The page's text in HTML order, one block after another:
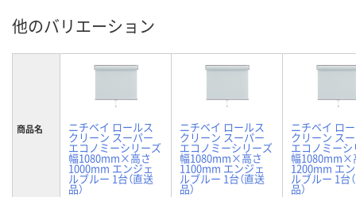
他のバリエーション
商品名 ニチベイ ロールス
クリーン スーパー
エコノミーシリーズ
幅1080mm×高さ
1000mm エンジェ
ルブルー 1台（直送
品）
ニチベイ ロールス
クリーン スーパー
エコノミーシリーズ
幅1080mm×高さ
1100mm エンジェ
ルブルー 1台（直送
品）
ニチベイ ロ
クリーン ス
エコノミー
幅1080mm×
1200mm エ
ルブルー 1台
品）